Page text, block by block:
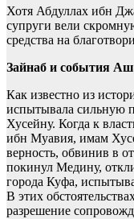
Хотя Абдуллах ибн
супруги вели
средства на
Зайнаб и события
Как известно из
испытывала сильную
Хусейну. Когда к
ибн Муавия, имам
верность, обвинив в
покинул Медину,
города Куфа,
В этих
разрешение